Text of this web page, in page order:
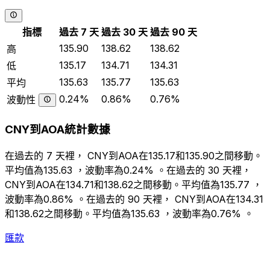
指標 過去 7 天 過去 30 天 過去 90 天
高
135.90 138.62
138.62
低
135.17 134.71
134.31
平均
135.63 135.77
135.63
波動性
0.24% 0.86% 0.76%
CNY到AOA統計數據
在過去的 7 天裡， CNY到AOA在135.17和135.90之間移動。
平均值為135.63 ，波動率為0.24% 。在過去的 30 天裡，
CNY到AOA在134.71和138.62之間移動。平均值為135.77 ，
波動率為0.86% 。在過去的 90 天裡， CNY到AOA在134.31
和138.62之間移動。平均值為135.63 ，波動率為0.76% 。
匯款